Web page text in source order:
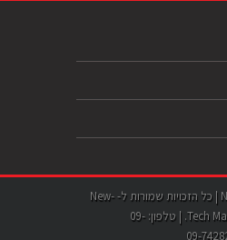
New-Tech Magazine | כל הזכויות שמורות ל- New-
Tech Magazines Group Ltd. | טלפון: 09-